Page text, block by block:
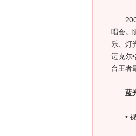
2009
唱会。
乐、灯
迈克尔
台王者
蓝
• 视